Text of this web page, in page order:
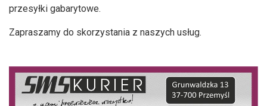
przesyłki gabarytowe.
Zapraszamy do skorzystania z naszych usług.